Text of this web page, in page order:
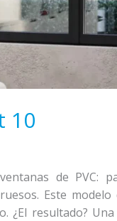
10
de PVC:
Este modelo
resultado?